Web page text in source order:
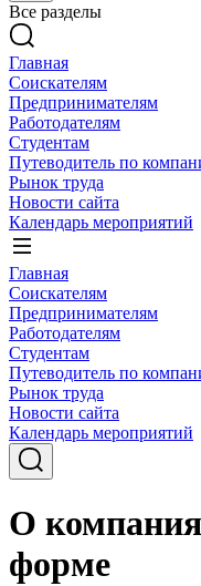
Все разделы
Главная
Соискателям
Предпринимателям
Работодателям
Студентам
Путеводитель по
Рынок труда
Новости сайта
Календарь мероприятий
Главная
Соискателям
Предпринимателям
Работодателям
Студентам
Путеводитель по
Рынок труда
Новости сайта
Календарь мероприятий
О
форме